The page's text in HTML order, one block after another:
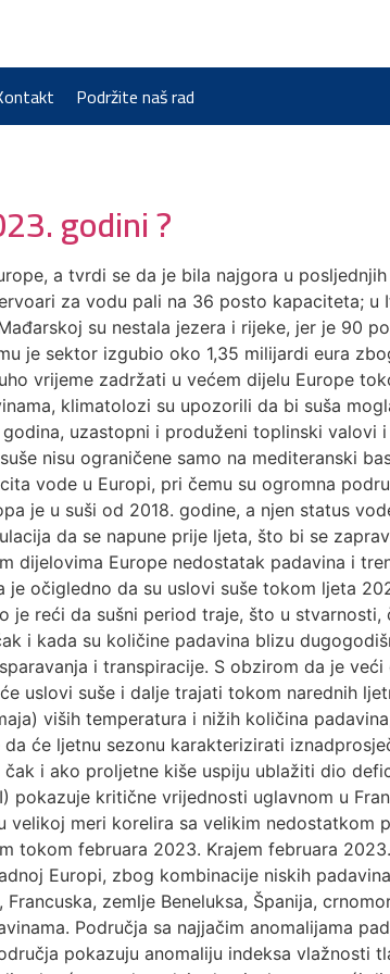
Podržite naš rad
godini ?
a tvrdi se da je bila najgora u
za vodu pali na 36 posto kapaciteta;
su nestala jezera i rijeke, jer je 90
je sektor izgubio oko 1,35 milijardi eura
vrijeme zadržati u većem dijelu Europe
klimatolozi su upozorili da bi suša
uzastopni i produženi toplinski valovi
nisu ograničene samo na mediteranski
vode u Europi, pri čemu su ogromna
je u suši od 2018. godine, a njen status
da se napune prije ljeta, što bi se
dijelovima Europe nedostatak padavina i
očigledno da su uslovi suše tokom ljeta
je reći da sušni period traje, što u
i kada su količine padavina blizu
i transpiracije. S obzirom da je
uslovi suše i dalje trajati tokom narednih
viših temperatura i nižih količina
će ljetnu sezonu karakterizirati
i ako proljetne kiše uspiju ublažiti dio
pokazuje kritične vrijednosti uglavnom u
velikoj meri korelira sa velikim nedostatkom
tokom februara 2023. Krajem februara
Europi, zbog kombinacije niskih
zemlje Beneluksa, Španija,
Područja sa najjačim anomalijama
pokazuju anomaliju indeksa vlažnosti